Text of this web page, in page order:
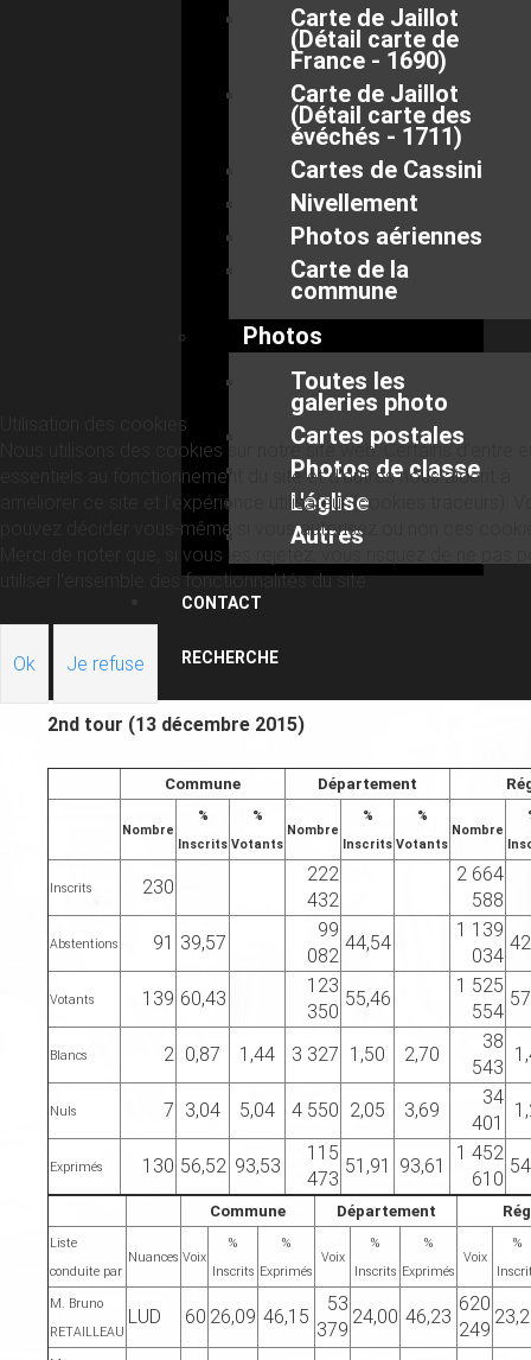
Carte de Jaillot
(Détail carte de
France - 1690)
Carte de Jaillot
(Détail carte des
évéchés - 1711)
Cartes de Cassini
Nivellement
Photos aériennes
Carte de la
commune
Photos
Toutes les
galeries photo
Cartes postales
Photos de classe
L'église
Autres
CONTACT
RECHERCHE
2nd tour (13 décembre 2015)
Commune Département
Nombre
%
Inscrits
%
Votants
Nombre
%
Inscrits
%
Votants
Nombre
Inscrits 230
222
432
2 664
588
Abstentions 91 39,57
99
082
44,54
1 139
034
Votants 139 60,43
123
350
55,46
1 525
554
Blancs 2 0,87 1,44 3 327 1,50 2,70
38
543
Nuls 7 3,04 5,04 4 550 2,05 3,69
34
401
Exprimés 130 56,52 93,53
115
473
51,91 93,61
1 452
610
Commune Département
Liste
conduite par
Nuances Voix
%
Inscrits
%
Exprimés
Voix
%
Inscrits
%
Exprimés
Voix
%
M. Bruno
RETAILLEAU
LUD 60 26,09 46,15
53
379
24,00 46,23
620
249
Utilisation des cookies
Nous utilisons des cookies sur notre site web. Certains d’entre
essentiels au fonctionnement du site et d’autres nous aident à
améliorer ce site et l’expérience utilisateur (cookies traceurs).
pouvez décider vous-même si vous autorisez ou non ces
Merci de noter que, si vous les rejetez, vous risquez de ne pas
utiliser l’ensemble des fonctionnalités du site.
Ok Je refuse